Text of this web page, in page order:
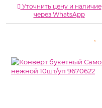
Уточнить цену и наличие
через WhatsApp